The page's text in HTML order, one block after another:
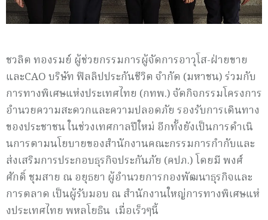
ชวลิต ทองรมย์ ผู้ช่วยกรรมการผู้จัดการอาวุโส-ฝ่ายขาย
และCAOบริษัท ฟิลลิปประกันชีวิต จำกัด (มหาชน) ร่วมกับ
การทางพิเศษแห่งประเทศไทย (กทพ.) จัดกิจกรรมโครงการ
อำนวยความสะดวกและความปลอดภัย รองรับการเดินทาง
ของประชาชน ในช่วงเทศกาลปีใหม่ อีกทั้งยังเป็นการดำเนิ
นการตามนโยบายของสำนักงานคณะกรรมการกำกับและ
ส่งเสริมการประกอบธุรกิจประกันภัย (คปภ.) โดยมี พงศ์
ศักดิ์ ชุมสาย ณ อยุธยา ผู้อำนวยการกองพัฒนาธุรกิจและ
การตลาด เป็นผู้รับมอบ ณ สำนักงานใหญ่การทางพิเศษแห่
งประเทศไทย พหลโยธิน เมื่อเร็วๆนี้